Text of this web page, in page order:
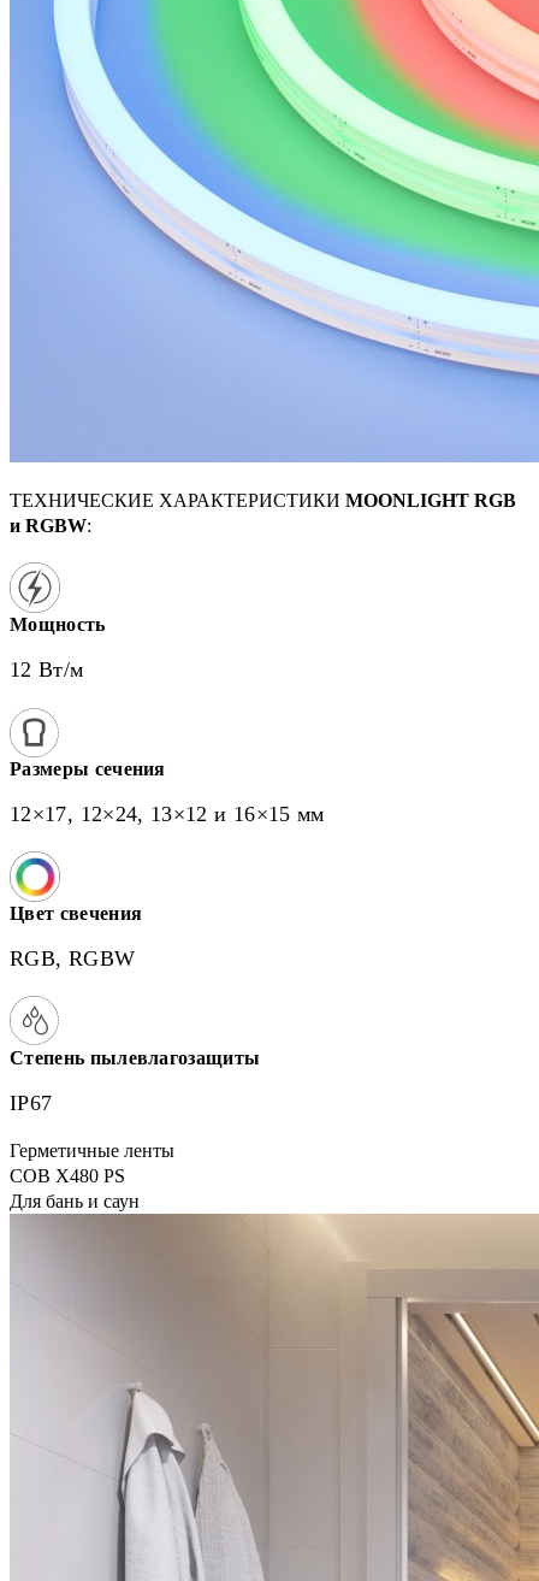
ТЕХНИЧЕСКИЕ ХАРАКТЕРИСТИКИ MOONLIGHT RGB
и RGBW:
Мощность
12 Вт/м
Размеры сечения
12×17, 12×24, 13×12 и 16×15 мм
Цвет свечения
RGB, RGBW
Степень пылевлагозащиты
IP67
Герметичные ленты
COB X480 PS
Для бань и саун